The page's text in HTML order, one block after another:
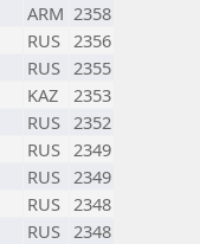
ARM 2358
RUS 2356
RUS 2355
KAZ
2353
RUS 2352
RUS 2349
RUS 2349
RUS 2348
RUS 2348